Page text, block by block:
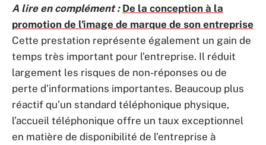
A lire en complément : De la conception à la
promotion de l'image de marque de son entreprise
Cette prestation représente également un gain de
temps très important pour l’entreprise. Il réduit
largement les risques de non-réponses ou de
perte d’informations importantes. Beaucoup plus
réactif qu’un standard téléphonique physique,
l’accueil téléphonique offre un taux exceptionnel
en matière de disponibilité de l’entreprise à